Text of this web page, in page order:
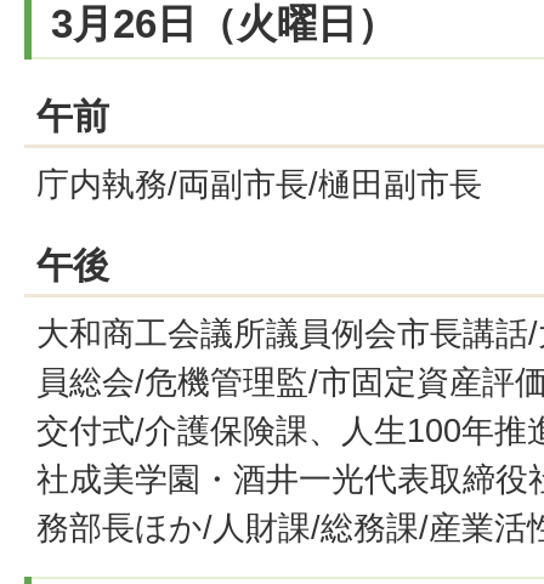
3月26日（火曜日）
午前
庁内執務/両副市長/樋田副市長
午後
大和商工会議所議員例会市長講話
員総会/危機管理監/市固定資産評
交付式/介護保険課、人生100年推
社成美学園・酒井一光代表取締
務部長ほか/人財課/総務課/産業活